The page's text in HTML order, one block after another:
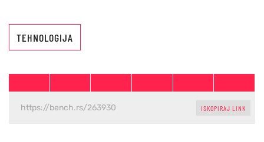
TEHNOLOGIJA
ISKOPIRAJ LINK